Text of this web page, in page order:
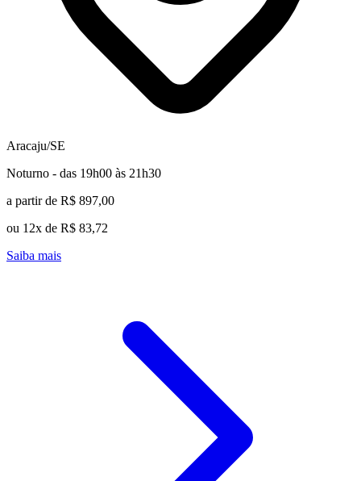
Aracaju/SE
Noturno - das 19h00 às 21h30
a partir de R$ 897,00
ou 12x de R$ 83,72
Saiba mais